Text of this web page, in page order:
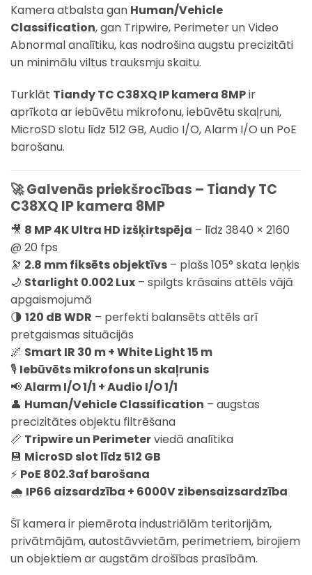
Kamera atbalsta gan Human/Vehicle
Classification, gan Tripwire, Perimeter un Video
Abnormal analītiku, kas nodrošina augstu precizitāti
un minimālu viltus trauksmju skaitu.
Turklāt Tiandy TC C38XQ IP kamera 8MPir
aprīkota ar iebūvētu mikrofonu, iebūvētu skaļruni,
MicroSD slotu līdz 512 GB, Audio I/O, Alarm I/O un PoE
barošanu.
🚀 Galvenās priekšrocības – Tiandy TC
C38XQ IP kamera 8MP
🎥 8 MP 4K Ultra HD izšķirtspēja – līdz 3840 × 2160
@ 20 fps
🔭 2.8 mm fiksēts objektīvs – plašs 105° skata leņķis
🌙 Starlight 0.002 Lux – spilgts krāsains attēls vājā
apgaismojumā
🌗 120 dB WDR – perfekti balansēts attēls arī
pretgaismas situācijās
🌌 Smart IR 30 m + White Light 15 m
🎙 Iebūvēts mikrofons un skaļrunis
📢Alarm I/O 1/1 + Audio I/O 1/1
👤 Human/Vehicle Classification – augstas
precizitātes objektu filtrēšana
📏 Tripwire un Perimeterviedā analītika
💾 MicroSD slot līdz 512 GB
⚡ PoE 802.3af barošana
🌧 IP66 aizsardzība + 6000V zibensaizsardzība
Šī kamera ir piemērota industriālām teritorijām,
privātmājām, autostāvvietām, perimetriem, birojiem
un objektiem ar augstām drošības prasībām.